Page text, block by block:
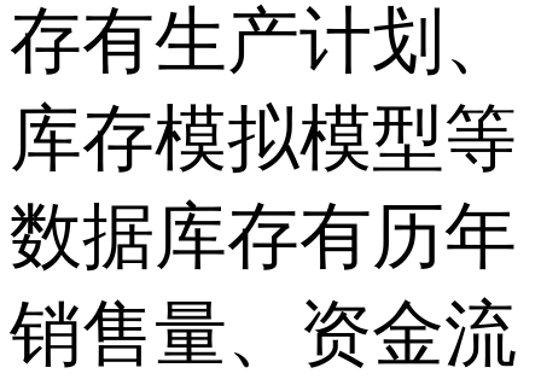
存有生产计划、
库存模拟模型等
数据库存有历年
销售量、资金流